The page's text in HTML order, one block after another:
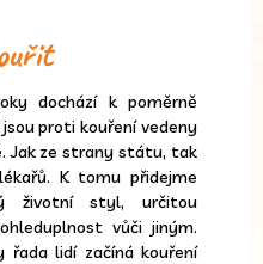
dochází k poměrně
proti kouření vedeny
Jak ze strany státu, tak
K tomu přidejme
životní styl, určitou
vůči jiným.
řada lidí začíná kouření